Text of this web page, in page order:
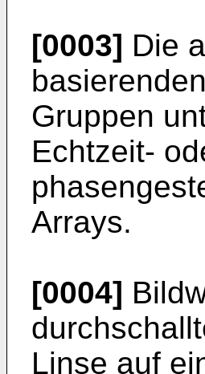
[0003] Die
Gruppen
Echtzeit-
Arrays.
[0004]
Linse auf